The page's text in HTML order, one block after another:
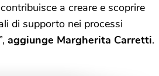
a creare e scoprire
di supporto nei processi
aggiunge Margherita Carretti.